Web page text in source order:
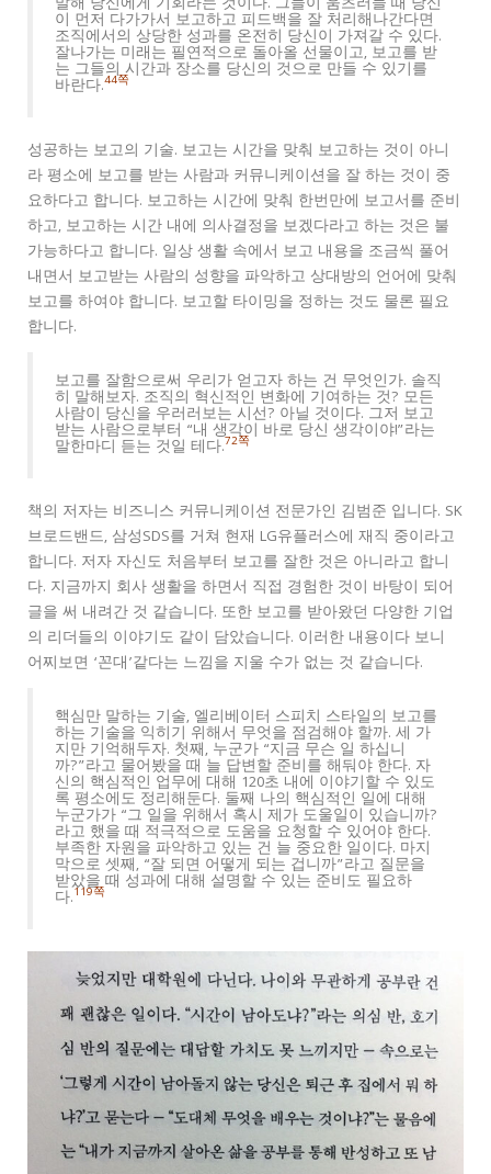
이 먼저 다가가서 보고하고 피드백을 잘 처리해나간다면
조직에서의 상당한 성과를 온전히 당신이 가져갈 수 있다.
잘나가는 미래는 필연적으로 돌아올 선물이고, 보고를 받
는 그들의 시간과 장소를 당신의 것으로 만들 수 있기를
바란다.44쪽
성공하는 보고의 기술. 보고는 시간을 맞춰 보고하는 것이 아니
라 평소에 보고를 받는 사람과 커뮤니케이션을 잘 하는 것이 중
요하다고 합니다. 보고하는 시간에 맞춰 한번만에 보고서를 준비
하고, 보고하는 시간 내에 의사결정을 보겠다라고 하는 것은 불
가능하다고 합니다. 일상 생활 속에서 보고 내용을 조금씩 풀어
내면서 보고받는 사람의 성향을 파악하고 상대방의 언어에 맞춰
보고를 하여야 합니다. 보고할 타이밍을 정하는 것도 물론 필요
합니다.
보고를 잘함으로써 우리가 얻고자 하는 건 무엇인가. 솔직
히 말해보자. 조직의 혁신적인 변화에 기여하는 것? 모든
사람이 당신을 우러러보는 시선? 아닐 것이다. 그저 보고
받는 사람으로부터 “내 생각이 바로 당신 생각이야!”라는
말한마디 듣는 것일 테다.72쪽
책의 저자는 비즈니스 커뮤니케이션 전문가인 김범준 입니다. SK
브로드밴드, 삼성SDS를 거쳐 현재 LG유플러스에 재직 중이라고
합니다. 저자 자신도 처음부터 보고를 잘한 것은 아니라고 합니
다. 지금까지 회사 생활을 하면서 직접 경험한 것이 바탕이 되어
글을 써 내려간 것 같습니다. 또한 보고를 받아왔던 다양한 기업
의 리더들의 이야기도 같이 담았습니다. 이러한 내용이다 보니
어찌보면 ‘꼰대’같다는 느낌을 지울 수가 없는 것 같습니다.
핵심만 말하는 기술, 엘리베이터 스피치 스타일의 보고를
하는 기술을 익히기 위해서 무엇을 점검해야 할까. 세 가
지만 기억해두자. 첫째, 누군가 “지금 무슨 일 하십니
까?”라고 물어봤을 때 늘 답변할 준비를 해둬야 한다. 자
신의 핵심적인 업무에 대해 120초 내에 이야기할 수 있도
록 평소에도 정리해둔다. 둘째 나의 핵심적인 일에 대해
누군가가 “그 일을 위해서 혹시 제가 도울일이 있습니까?
라고 했을 때 적극적으로 도움을 요청할 수 있어야 한다.
부족한 자원을 파악하고 있는 건 늘 중요한 일이다. 마지
막으로 셋째, “잘 되면 어떻게 되는 겁니까”라고 질문을
받았을 때 성과에 대해 설명할 수 있는 준비도 필요하
다.119쪽